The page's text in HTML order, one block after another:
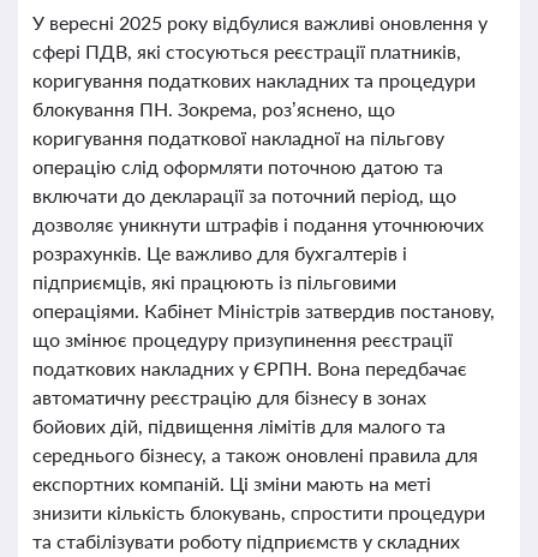
У вересні 2025 року відбулися важливі оновлення у
сфері ПДВ, які стосуються реєстрації платників,
коригування податкових накладних та процедури
блокування ПН. Зокрема, роз’яснено, що
коригування податкової накладної на пільгову
операцію слід оформляти поточною датою та
включати до декларації за поточний період, що
дозволяє уникнути штрафів і подання уточнюючих
розрахунків. Це важливо для бухгалтерів і
підприємців, які працюють із пільговими
операціями. Кабінет Міністрів затвердив постанову,
що змінює процедуру призупинення реєстрації
податкових накладних у ЄРПН. Вона передбачає
автоматичну реєстрацію для бізнесу в зонах
бойових дій, підвищення лімітів для малого та
середнього бізнесу, а також оновлені правила для
експортних компаній. Ці зміни мають на меті
знизити кількість блокувань, спростити процедури
та стабілізувати роботу підприємств у складних